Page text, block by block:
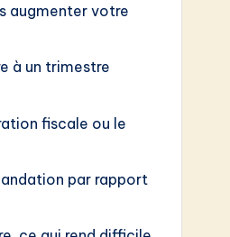
augmenter votre
à un trimestre
fiscale ou le
par rapport